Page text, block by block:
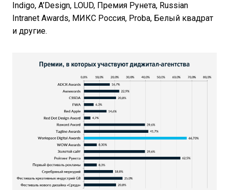
Indigo, A’Design, LOUD, Премия Рунета, Russian
Intranet Awards, МИКС Россия, Proba, Белый квадрат
и другие.